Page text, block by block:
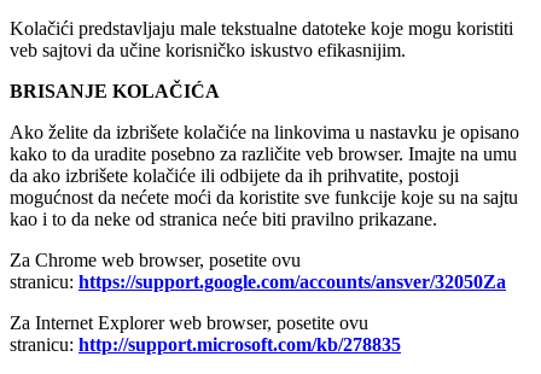
Kolačići predstavljaju male tekstualne datoteke koje mogu koristiti
veb sajtovi da učine korisničko iskustvo efikasnijim.
BRISANJE KOLAČIĆA
Ako želite da izbrišete kolačiće na linkovima u nastavku je opisano
kako to da uradite posebno za različite veb browser. Imajte na umu
da ako izbrišete kolačiće ili odbijete da ih prihvatite, postoji
mogućnost da nećete moći da koristite sve funkcije koje su na sajtu
kao i to da neke od stranica neće biti pravilno prikazane.
Za Chrome web browser, posetite ovu
stranicu: https://support.google.com/accounts/ansver/32050Za
Za Internet Explorer web browser, posetite ovu
stranicu: http://support.microsoft.com/kb/278835